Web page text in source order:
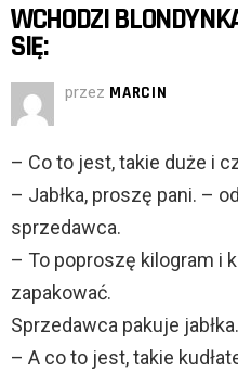
WCHODZI
SIĘ:
przez MARCIN
– Co to jest, takie duże i
– Jabłka, proszę pani. –
sprzedawca.
– To poproszę kilogram i
zapakować.
Sprzedawca pakuje jabłka.
– A co to jest, takie